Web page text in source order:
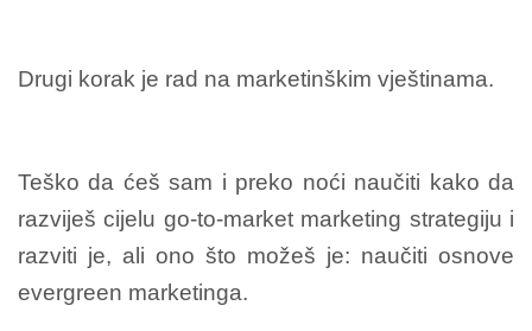
Drugi korak je rad na marketinškim vještinama.
Teško da ćeš sam i preko noći naučiti kako da
razviješ cijelu go-to-market marketing strategiju i
razviti je, ali ono što možeš je: naučiti osnove
evergreen marketinga.